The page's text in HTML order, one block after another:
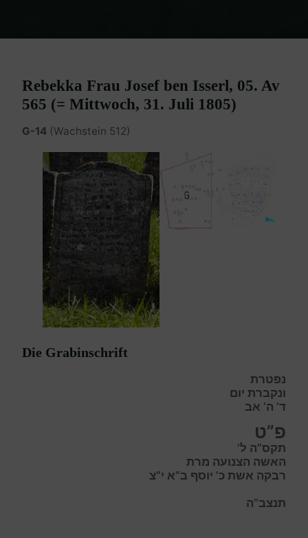
Rebekka Frau Josef ben Isserl, 05. Av
565 (= Mittwoch, 31. Juli 1805)
G-14(Wachstein 512)
Die Grabinschrift
נפטרת
ונקברת יום
ד’ ה’ אב
פ”ט
תקס”ה ל’
האשה הצנועה מרת
רבקה אשת כ’ יוסף ב”א י”צ
תנצב”ה